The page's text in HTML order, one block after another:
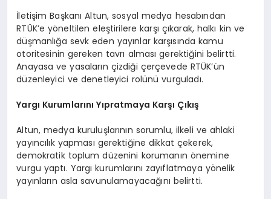
İletişim Başkanı Altun, sosyal medya hesabından
RTÜK’e yöneltilen eleştirilere karşı çıkarak, halkı kin ve
düşmanlığa sevk eden yayınlar karşısında kamu
otoritesinin gereken tavrı alması gerektiğini belirtti.
Anayasa ve yasaların çizdiği çerçevede RTÜK’ün
düzenleyici ve denetleyici rolünü vurguladı.
Yargı Kurumlarını Yıpratmaya Karşı Çıkış
Altun, medya kuruluşlarının sorumlu, ilkeli ve ahlaki
yayıncılık yapması gerektiğine dikkat çekerek,
demokratik toplum düzenini korumanın önemine
vurgu yaptı. Yargı kurumlarını zayıflatmaya yönelik
yayınların asla savunulamayacağını belirtti.